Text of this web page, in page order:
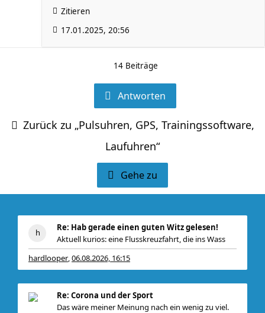
Zitieren
17.01.2025, 20:56
14 Beiträge
Antworten
Zurück zu „Pulsuhren, GPS, Trainingssoftware,
Laufuhren“
Gehe zu
Re: Hab gerade einen guten Witz gelesen!
Aktuell kurios: eine Flusskreuzfahrt, die ins Wass
hardlooper,06.08.2026, 16:15
Re: Corona und der Sport
Das wäre meiner Meinung nach ein wenig zu viel.